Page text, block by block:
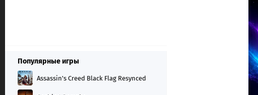
Популярные игры
Assassin's Creed Black Flag Resynced